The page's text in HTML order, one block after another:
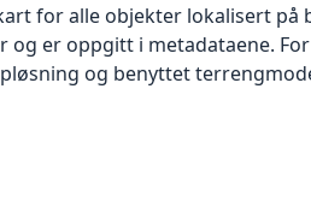
for alle objekter lokalisert på
er oppgitt i metadataene.
og benyttet